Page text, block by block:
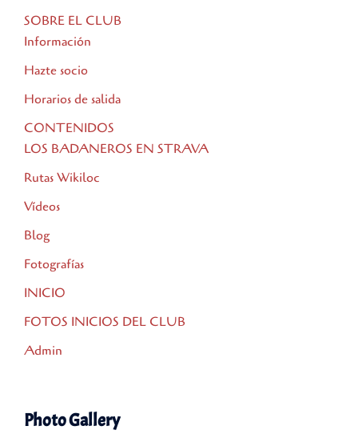
SOBRE EL CLUB
Información
Hazte socio
Horarios de salida
CONTENIDOS
LOS BADANEROS EN STRAVA
Rutas Wikiloc
Vídeos
Blog
Fotografías
INICIO
FOTOS INICIOS DEL CLUB
Admin
Photo Gallery